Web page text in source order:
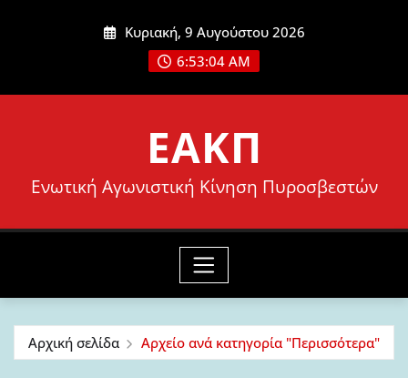
Κυριακή, 9 Αυγούστου 2026
6:53:06 AM
ΕΑΚΠ
Ενωτική Αγωνιστική Κίνηση Πυροσβεστών
Αρχική σελίδα Αρχείο ανά κατηγορία "Περισσότερα"